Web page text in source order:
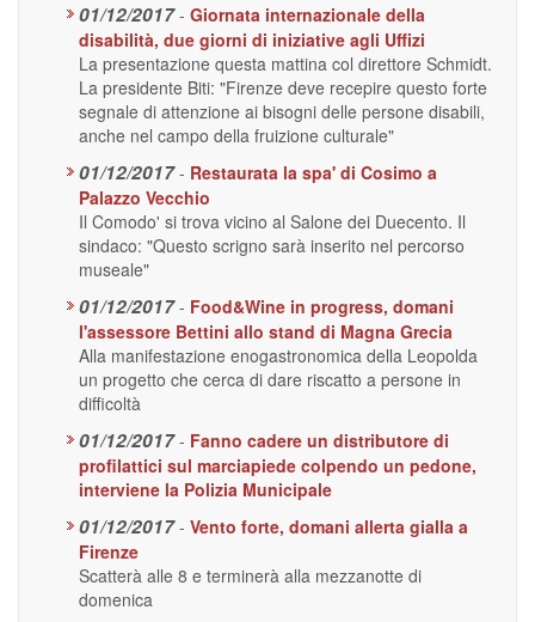
01/12/2017 - Giornata internazionale della
disabilità, due giorni di iniziative agli Uffizi
La presentazione questa mattina col direttore Schmidt.
La presidente Biti: "Firenze deve recepire questo forte
segnale di attenzione ai bisogni delle persone disabili,
anche nel campo della fruizione culturale"
01/12/2017 - Restaurata la spa' di Cosimo a
Palazzo Vecchio
Il Comodo' si trova vicino al Salone dei Duecento. Il
sindaco: "Questo scrigno sarà inserito nel percorso
museale"
01/12/2017 - Food&Wine in progress, domani
l'assessore Bettini allo stand di Magna Grecia
Alla manifestazione enogastronomica della Leopolda
un progetto che cerca di dare riscatto a persone in
difficoltà
01/12/2017 - Fanno cadere un distributore di
profilattici sul marciapiede colpendo un pedone,
interviene la Polizia Municipale
01/12/2017 - Vento forte, domani allerta gialla a
Firenze
Scatterà alle 8 e terminerà alla mezzanotte di
domenica